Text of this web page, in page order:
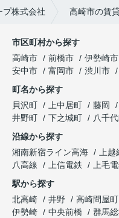
プ株式会社 高崎市の賃
市区町村から探す
高崎市
前橋市 伊勢崎市
安中市
富岡市 渋川市
町名から探す
貝沢町
上中居町 藤岡
井野町
下之城町 八千
沿線から探す
湘南新宿ライン高海
上越
八高線
上信電鉄 上毛
駅から探す
北高崎
井野 高崎問屋町
伊勢崎
中央前橋 群馬